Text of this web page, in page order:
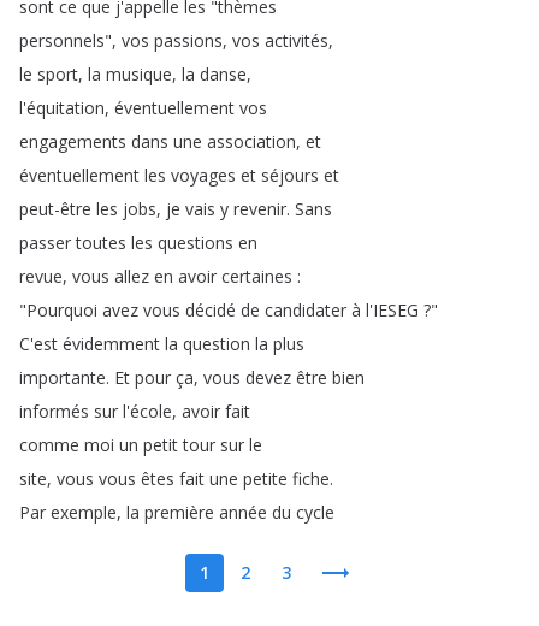
sont ce que j'appelle les "thèmes
personnels", vos passions, vos activités,
le sport, la musique, la danse,
l'équitation, éventuellement vos
engagements dans une association, et
éventuellement les voyages et séjours et
peut-être les jobs, je vais y revenir. Sans
passer toutes les questions en
revue, vous allez en avoir certaines :
"Pourquoi avez vous décidé de candidater à l'IESEG ?"
C'est évidemment la question la plus
importante. Et pour ça, vous devez être bien
informés sur l'école, avoir fait
comme moi un petit tour sur le
site, vous vous êtes fait une petite fiche.
Par exemple, la première année du cycle
1 2 3